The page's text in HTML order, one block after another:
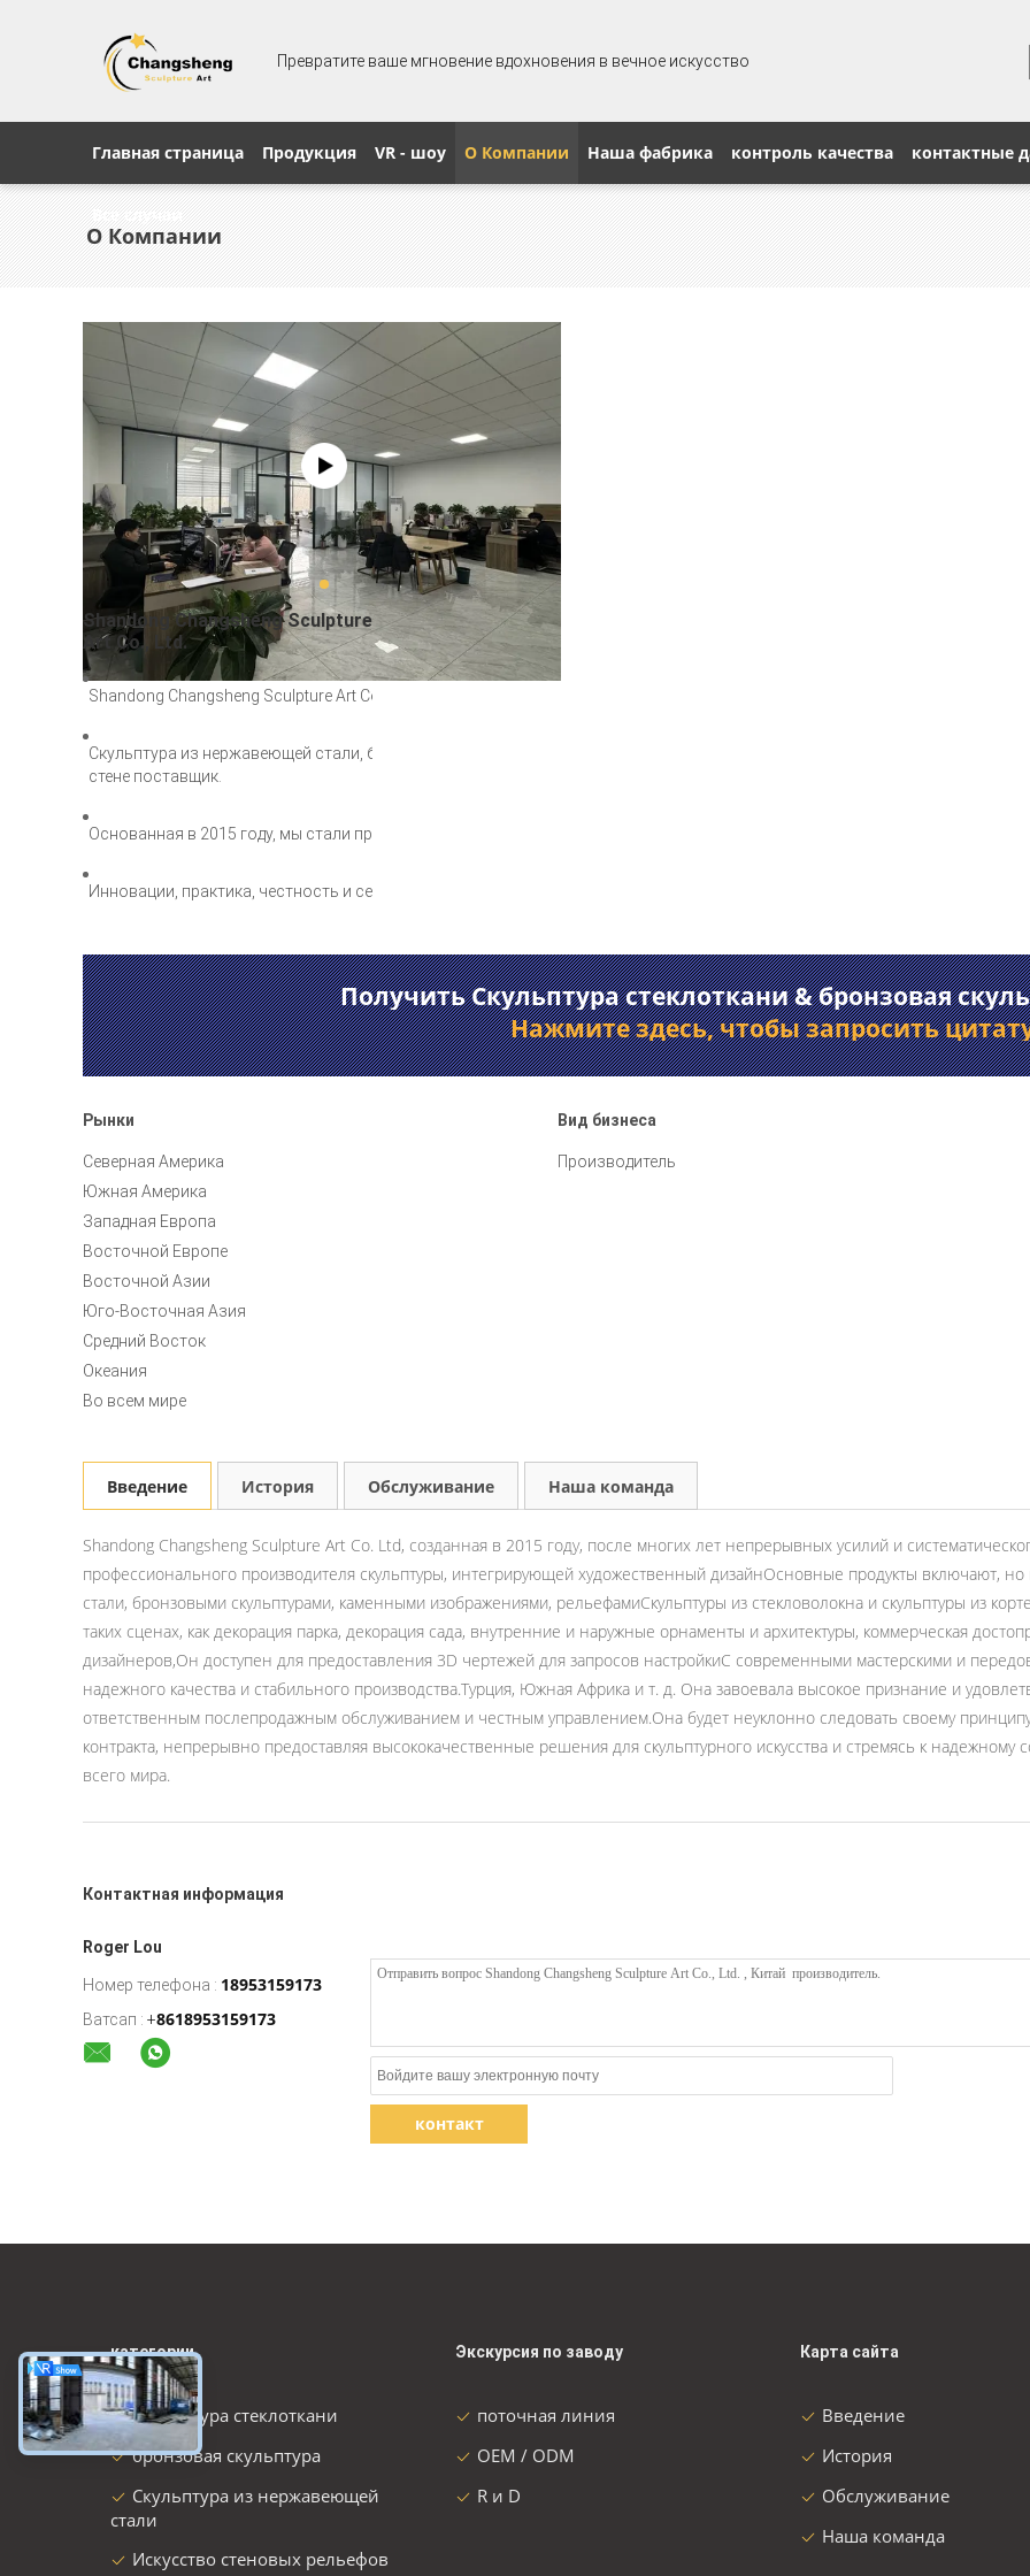
Превратите ваше мгновение вдохновения в вечное искусство
Главная страница Продукция VR - шоу О Компании Наша фабрика контроль качества контактные
Все случаи
О Компании
Shandong Changsheng Sculpture
Art Co., Ltd.
Shandong Changsheng Sculpture Art Co. Ltd, созданная в 2015 году
Скульптура из нержавеющей стали, бронзовая скульптура, скульптура из стекловолокна и рельеф на
стене поставщик.
Основанная в 2015 году, мы стали профессиональным производителем скульптур.
Инновации, практика, честность и сервис.
Получить Скульптура стеклоткани & бронзовая
Нажмите здесь, чтобы запросить
Рынки
Северная Америка
Южная Америка
Западная Европа
Восточной Европе
Восточной Азии
Юго-Восточная Азия
Средний Восток
Океания
Во всем мире
Вид бизнеса
Производитель
Введение История Обслуживание Наша команда
Shandong Changsheng Sculpture Art Co. Ltd, созданная в 2015 году, после многих лет непрерывных усилий и
профессионального производителя скульптуры, интегрирующей художественный дизайнОсновные продукты включают,
стали, бронзовыми скульптурами, каменными изображениями, рельефамиСкульптуры из стекловолокна и скульптуры из
таких сценах, как декорация парка, декорация сада, внутренние и наружные орнаменты и архитектуры, коммерческая
дизайнеров,Он доступен для предоставления 3D чертежей для запросов настройкиС современными мастерскими и
надежного качества и стабильного производства.Турция, Южная Африка и т. д. Она завоевала высокое признание и
ответственным послепродажным обслуживанием и честным управлением.Она будет неуклонно следовать своему
контракта, непрерывно предоставляя высококачественные решения для скульптурного искусства и стремясь к
всего мира.
Контактная информация
Roger Lou
Номер телефона : 18953159173
Ватсап : +8618953159173
контакт
категории
Скульптура стеклоткани
бронзовая скульптура
Скульптура из нержавеющей
стали
Искусство стеновых рельефов
Экскурсия по заводу
поточная линия
OEM / ODM
R и D
Карта сайта
Введение
История
Обслуживание
Наша команда